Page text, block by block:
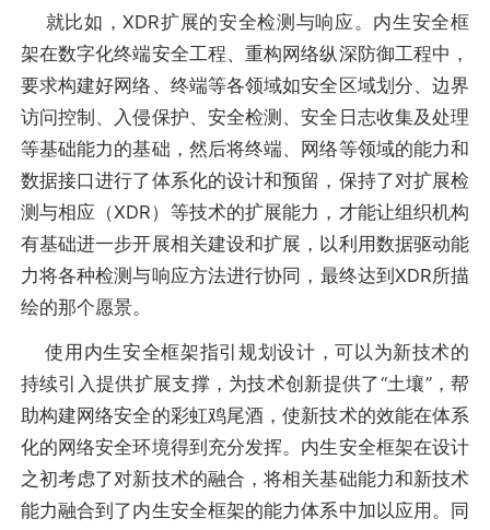
就比如，XDR扩展的安全检测与响应。内生安全框
架在数字化终端安全工程、重构网络纵深防御工程中，
要求构建好网络、终端等各领域如安全区域划分、边界
访问控制、入侵保护、安全检测、安全日志收集及处理
等基础能力的基础，然后将终端、网络等领域的能力和
数据接口进行了体系化的设计和预留，保持了对扩展检
测与相应（XDR）等技术的扩展能力，才能让组织机构
有基础进一步开展相关建设和扩展，以利用数据驱动能
力将各种检测与响应方法进行协同，最终达到XDR所描
绘的那个愿景。
使用内生安全框架指引规划设计，可以为新技术的
持续引入提供扩展支撑，为技术创新提供了“土壤”，帮
助构建网络安全的彩虹鸡尾酒，使新技术的效能在体系
化的网络安全环境得到充分发挥。内生安全框架在设计
之初考虑了对新技术的融合，将相关基础能力和新技术
能力融合到了内生安全框架的能力体系中加以应用。同